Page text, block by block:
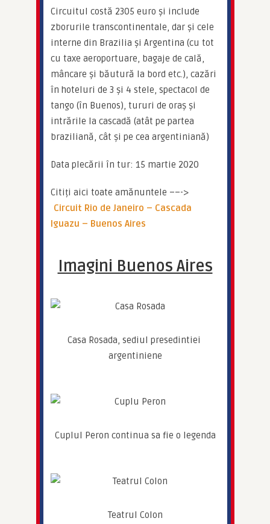
Circuitul costă 2305 euro și include
zborurile transcontinentale, dar și cele
interne din Brazilia și Argentina (cu tot
cu taxe aeroportuare, bagaje de cală,
mâncare și băutură la bord etc.), cazări
în hoteluri de 3 și 4 stele, spectacol de
tango (în Buenos), tururi de oraș și
intrările la cascadă (atât pe partea
braziliană, cât și pe cea argentiniană)
Data plecării în tur: 15 martie 2020
Circuit Rio de Janeiro – Cascada
Iguazu – Buenos Aires
Imagini Buenos Aires
Casa Rosada, sediul presedintiei
argentiniene
Cuplul Peron continua sa fie o legenda
Teatrul Colon